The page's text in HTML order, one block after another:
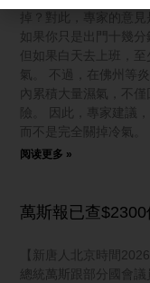
掉？對此，專家的意
如果你只是出門十幾
但如果白天去上班，
氣。 不過，在佛州等
內累積大量濕氣，不
險。 因此，專家建議
而不是完全關掉冷氣。
阅读更多 »
萬斯報已查
【新唐人北京時間
總統萬斯跟部分國會